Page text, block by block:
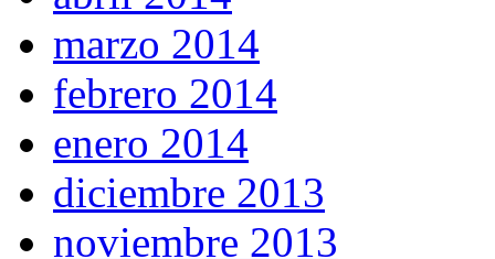
marzo 2014
febrero 2014
enero 2014
diciembre 2013
noviembre 2013